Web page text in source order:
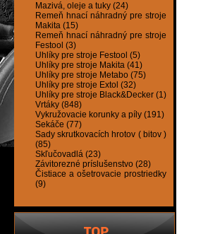
Mazivá, oleje a tuky (24)
Remeň hnací náhradný pre stroje
Makita (15)
Remeň hnací náhradný pre stroje
Festool (3)
Uhlíky pre stroje Festool (5)
Uhlíky pre stroje Makita (41)
Uhlíky pre stroje Metabo (75)
Uhlíky pre stroje Extol (32)
Uhlíky pre stroje Black&Decker (1)
Vrtáky (848)
Vykružovacie korunky a píly (191)
Sekáče (77)
Sady skrutkovacích hrotov ( bitov )
(85)
Skľučovadlá (23)
Závitorezné príslušenstvo (28)
Čistiace a ošetrovacie prostriedky
(9)